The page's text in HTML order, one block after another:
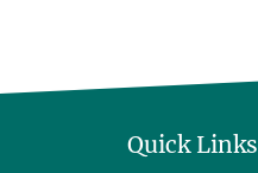
Quick Links